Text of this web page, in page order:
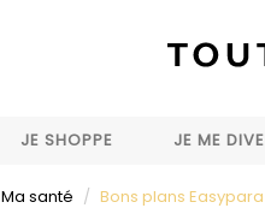
JE SHOPPE JE ME
Ma santé Bons plans